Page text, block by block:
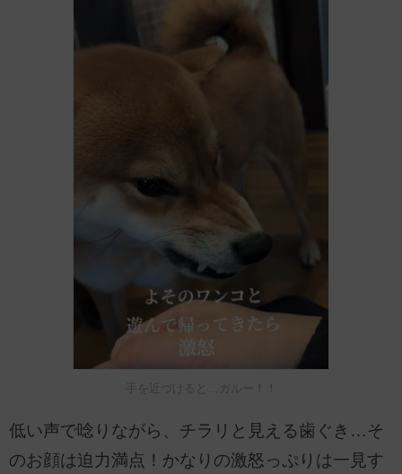
手を近づけると…ガルー！！
低い声で唸りながら、チラリと見える歯ぐき…そ
のお顔は迫力満点！かなりの激怒っぷりは一見す